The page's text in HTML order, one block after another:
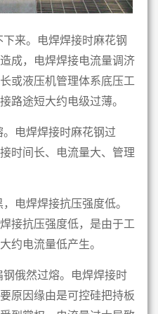
来。电焊焊接时麻花钢
成，电焊焊接电流量调济
或液压机管理体系底压工
路途短大约电级过薄。
电焊焊接时麻花钢过
时间长、电流量大、管理
电焊焊接抗压强度低。
接抗压强度低，是由于工
约电流量低产生。
俄然过熔。电焊焊接时
原因缘由是可控硅把持板